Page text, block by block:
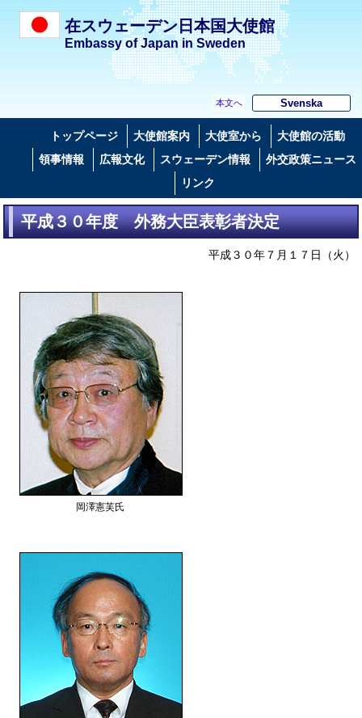
在スウェーデン日本国大使館
Embassy of Japan in Sweden
本文へ Svenska
トップページ 大使館案内 大使室から
大使館の活動
領事情報
広報文化 スウェーデン情報
外交政策ニュース
リンク
平成３０年度 外務大臣表彰者決定
平成３０年７月１７日（火）
岡澤憲芙氏